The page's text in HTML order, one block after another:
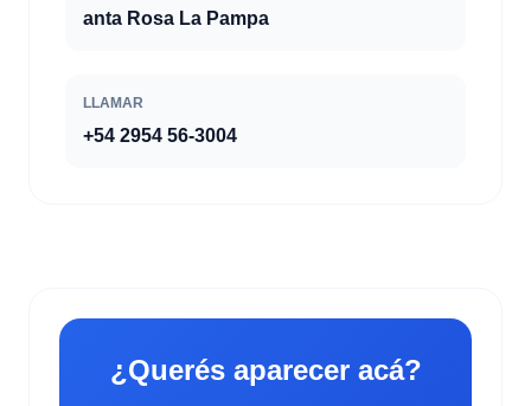
anta Rosa La Pampa
LLAMAR
+54 2954 56-3004
¿Querés aparecer acá?